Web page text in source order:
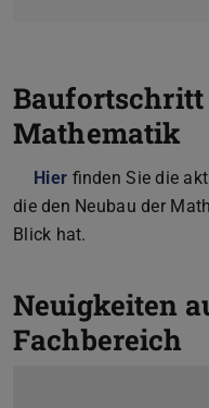
Baufortschritt
Mathematik
Hier finden Sie die
die den Neubau der
Blick hat.
Neuigkeiten
Fachbereich